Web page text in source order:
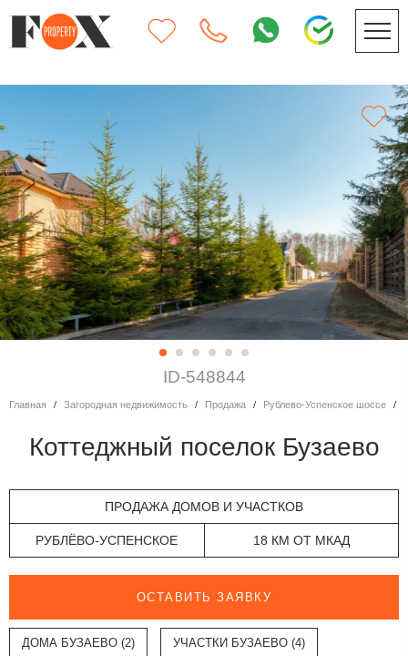
ID-548844
Главная Загородная недвижимость Продажа Рублево-Успенское шоссе
Коттеджный поселок Бузаево
ПРОДАЖА ДОМОВ И УЧАСТКОВ
РУБЛЁВО-УСПЕНСКОЕ 18 КМ ОТ МКАД
ОСТАВИТЬ ЗАЯВКУ
ДОМА БУЗАЕВО (2) УЧАСТКИ БУЗАЕВО (4)